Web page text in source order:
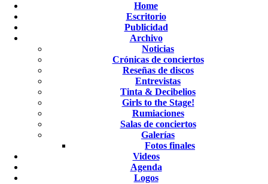
Home
Escritorio
Publicidad
Archivo
Noticias
Crónicas de conciertos
Reseñas de discos
Entrevistas
Tinta & Decibelios
Girls to the Stage!
Rumiaciones
Salas de conciertos
Galerías
Fotos finales
Videos
Agenda
Logos